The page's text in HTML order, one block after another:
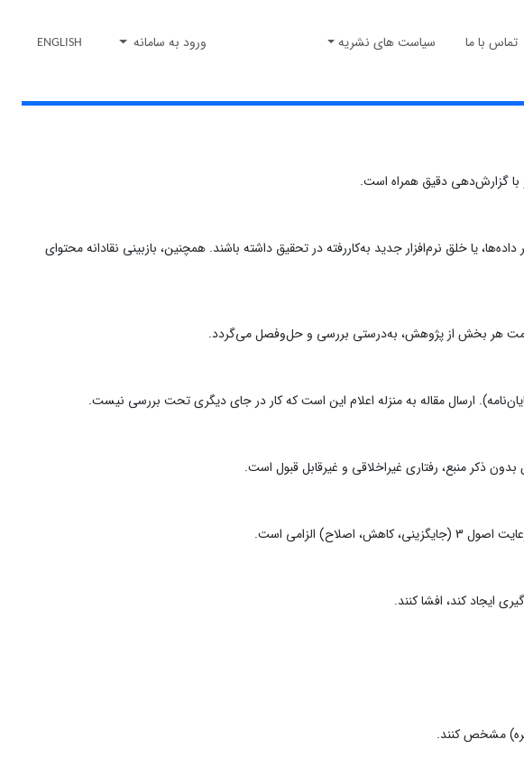
تماس با ما سیاست های نشریه ورود به سامانه ENGLISH
و با گزارش‌دهی دقیق همراه است.
یا خلق نرم‌افزار جدید به‌کاررفته در تحقیق داشته باشند. همچنین، بازبینی نقادانه محتوای
سلامت هر بخش از پژوهش، به‌درستی بررسی و حل‌وفصل می‌گردد.
ارسال مقاله به منزله اعلام این است که کار در جای دیگری تحت بررسی نیست.
ذکر منبع، رفتاری غیراخلاقی و غیرقابل قبول است.
الزامی است.
ایجاد کند، افشا کنند.
مشخص کنند.